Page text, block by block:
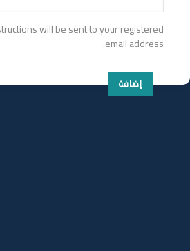
will be sent to your registered
email address.